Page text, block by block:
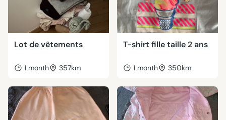
Lot de vêtements
1 month 357km
T-shirt fille taille 2 ans
1 month 350km